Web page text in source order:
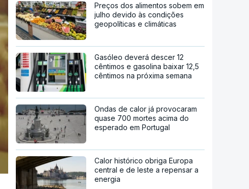
Preços dos alimentos sobem em
julho devido às condições
geopolíticas e climáticas
Gasóleo deverá descer 12
cêntimos e gasolina baixar 12,5
cêntimos na próxima semana
Ondas de calor já provocaram
quase 700 mortes acima do
esperado em Portugal
Calor histórico obriga Europa
central e de leste a repensar a
energia